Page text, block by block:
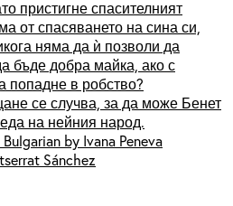
пристигне спасителният
от спасяването на сина си,
няма да ѝ позволи да
бъде добра майка, ако с
попадне в робство?
се случва, за да може Бенет
на нейния народ.
by Ivana Peneva
Sánchez